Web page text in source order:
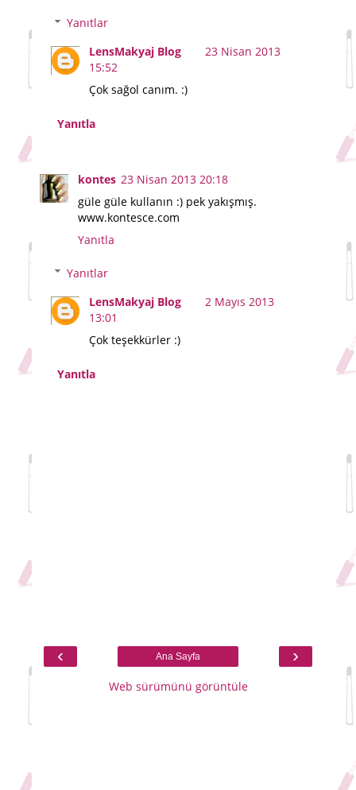
Yanıtlar
LensMakyaj Blog
23 Nisan 2013
15:52
Çok sağol canım. :)
Yanıtla
kontes 23 Nisan 2013 20:18
güle güle kullanın :) pek yakışmış.
www.kontesce.com
Yanıtla
Yanıtlar
LensMakyaj Blog
2 Mayıs 2013
13:01
Çok teşekkürler :)
Yanıtla
‹ ›
Ana Sayfa
Web sürümünü görüntüle